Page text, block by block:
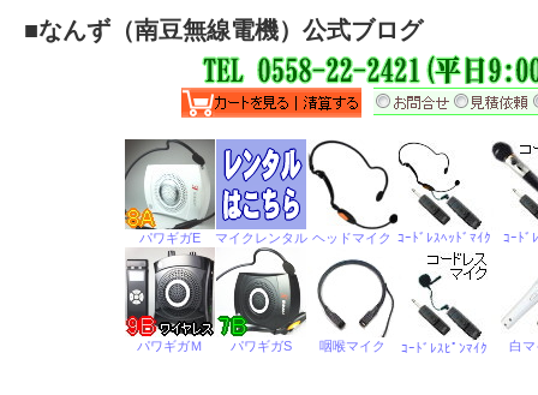
■なんず（南豆無線電機）公式ブログ